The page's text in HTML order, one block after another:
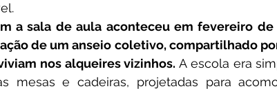
a sala de aula aconteceu em fevereiro de
de um anseio coletivo, compartilhado
nos alqueires vizinhos. A escola era
mesas e cadeiras, projetadas para